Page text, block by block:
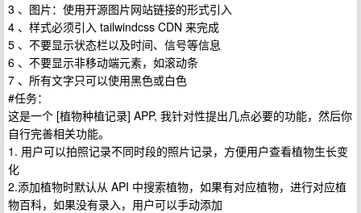
3 、图片：使用开源图片网站链接的形式引入
4 、样式必须引入 tailwindcss CDN 来完成
5 、不要显示状态栏以及时间、信号等信息
6 、不要显示非移动端元素，如滚动条
7 、所有文字只可以使用黑色或白色
#任务：
这是一个 [植物种植记录] APP, 我针对性提出几点必要的功能，然后你
自行完善相关功能。
1. 用户可以拍照记录不同时段的照片记录，方便用户查看植物生长变
化
2.添加植物时默认从 API 中搜索植物，如果有对应植物，进行对应植
物百科，如果没有录入，用户可以手动添加